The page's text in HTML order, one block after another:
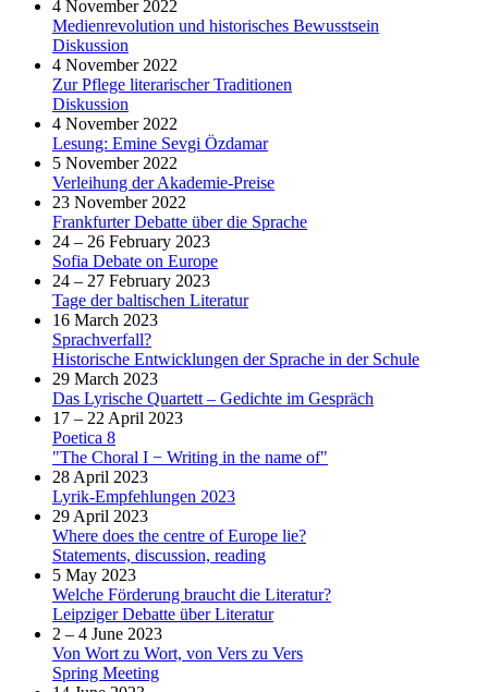
4 November 2022
Medienrevolution und historisches Bewusstsein
Diskussion
4 November 2022
Zur Pflege literarischer Traditionen
Diskussion
4 November 2022
Lesung: Emine Sevgi Özdamar
5 November 2022
Verleihung der Akademie-Preise
23 November 2022
Frankfurter Debatte über die Sprache
24 – 26 February 2023
Sofia Debate on Europe
24 – 27 February 2023
Tage der baltischen Literatur
16 March 2023
Sprachverfall?
Historische Entwicklungen der Sprache in der Schule
29 March 2023
Das Lyrische Quartett – Gedichte im Gespräch
17 – 22 April 2023
Poetica 8
"The Choral I − Writing in the name of"
28 April 2023
Lyrik-Empfehlungen 2023
29 April 2023
Where does the centre of Europe lie?
Statements, discussion, reading
5 May 2023
Welche Förderung braucht die Literatur?
Leipziger Debatte über Literatur
2 – 4 June 2023
Von Wort zu Wort, von Vers zu Vers
Spring Meeting